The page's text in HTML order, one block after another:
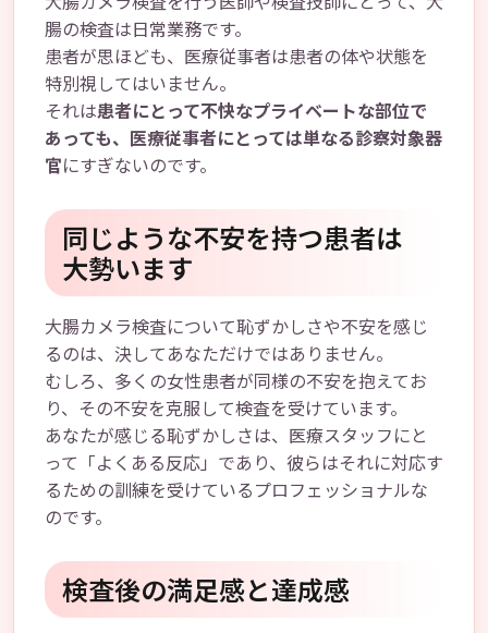
腸の検査は日常業務です。
患者が思ほども、医療従事者は患者の体や状態を
特別視してはいません。
それは患者にとって不快なプライベートな部位で
あっても、医療従事者にとっては単なる診察対象器
官にすぎないのです。
同じような不安を持つ患者は
大勢います
大腸カメラ検査について恥ずかしさや不安を感じ
るのは、決してあなただけではありません。
むしろ、多くの女性患者が同様の不安を抱えてお
り、その不安を克服して検査を受けています。
あなたが感じる恥ずかしさは、医療スタッフにと
って「よくある反応」であり、彼らはそれに対応す
るための訓練を受けているプロフェッショナルな
のです。
検査後の満足感と達成感